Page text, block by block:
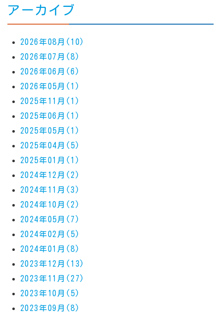
アーカイブ
2026年08月(10)
2026年07月(8)
2026年06月(6)
2026年05月(1)
2025年11月(1)
2025年06月(1)
2025年05月(1)
2025年04月(5)
2025年01月(1)
2024年12月(2)
2024年11月(3)
2024年10月(2)
2024年05月(7)
2024年02月(5)
2024年01月(8)
2023年12月(13)
2023年11月(27)
2023年10月(5)
2023年09月(8)